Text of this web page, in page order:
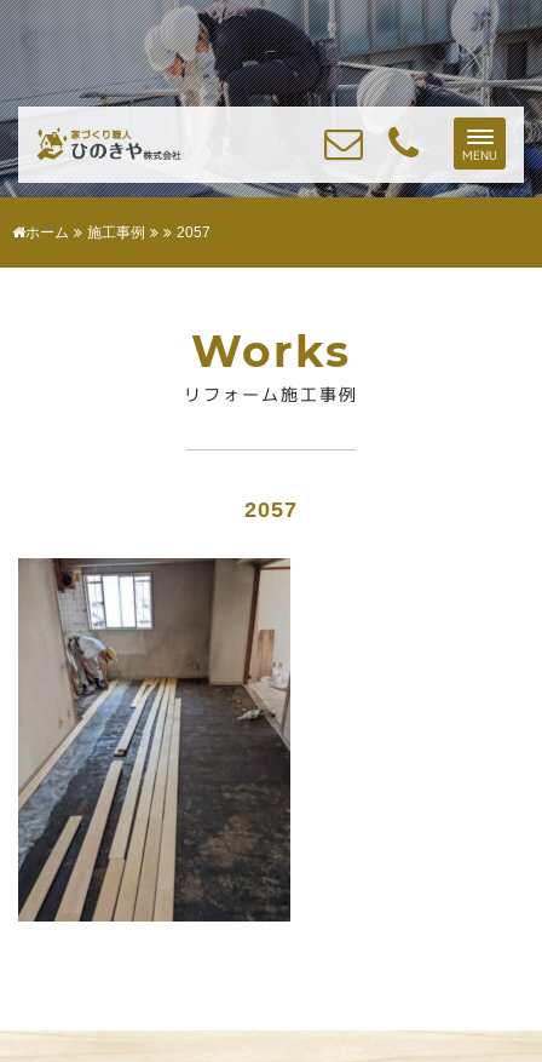
Toggle
MENU
ホーム 施工事例 2057
Works
リフォーム施工事例
2057